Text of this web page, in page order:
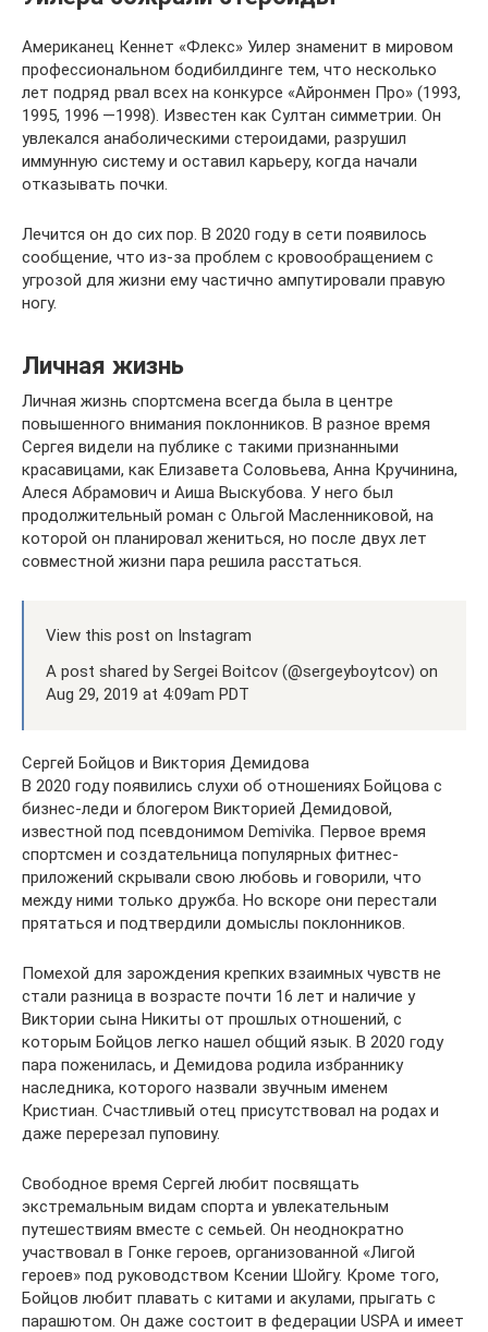
Американец Кеннет «Флекс» Уилер знаменит в мировом
профессиональном бодибилдинге тем, что несколько
лет подряд рвал всех на конкурсе «Айронмен Про» (1993,
1995, 1996 —1998). Известен как Султан симметрии. Он
увлекался анаболическими стероидами, разрушил
иммунную систему и оставил карьеру, когда начали
отказывать почки.
Лечится он до сих пор. В 2020 году в сети появилось
сообщение, что из-за проблем с кровообращением с
угрозой для жизни ему частично ампутировали правую
ногу.
Личная жизнь
Личная жизнь спортсмена всегда была в центре
повышенного внимания поклонников. В разное время
Сергея видели на публике с такими признанными
красавицами, как Елизавета Соловьева, Анна Кручинина,
Алеся Абрамович и Аиша Выскубова. У него был
продолжительный роман с Ольгой Масленниковой, на
которой он планировал жениться, но после двух лет
совместной жизни пара решила расстаться.
View this post on Instagram
A post shared by Sergei Boitcov (@sergeyboytcov) on
Aug 29, 2019 at 4:09am PDT
Сергей Бойцов и Виктория Демидова
В 2020 году появились слухи об отношениях Бойцова с
бизнес-леди и блогером Викторией Демидовой,
известной под псевдонимом Demivika. Первое время
спортсмен и создательница популярных фитнес-
приложений скрывали свою любовь и говорили, что
между ними только дружба. Но вскоре они перестали
прятаться и подтвердили домыслы поклонников.
Помехой для зарождения крепких взаимных чувств не
стали разница в возрасте почти 16 лет и наличие у
Виктории сына Никиты от прошлых отношений, с
которым Бойцов легко нашел общий язык. В 2020 году
пара поженилась, и Демидова родила избраннику
наследника, которого назвали звучным именем
Кристиан. Счастливый отец присутствовал на родах и
даже перерезал пуповину.
Свободное время Сергей любит посвящать
экстремальным видам спорта и увлекательным
путешествиям вместе с семьей. Он неоднократно
участвовал в Гонке героев, организованной «Лигой
героев» под руководством Ксении Шойгу. Кроме того,
Бойцов любит плавать с китами и акулами, прыгать с
парашютом. Он даже состоит в федерации USPA и имеет